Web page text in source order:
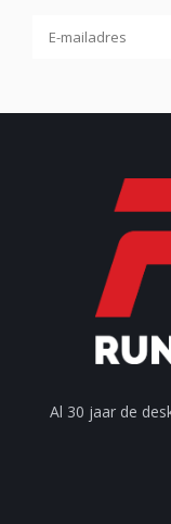
Al 30 jaar de